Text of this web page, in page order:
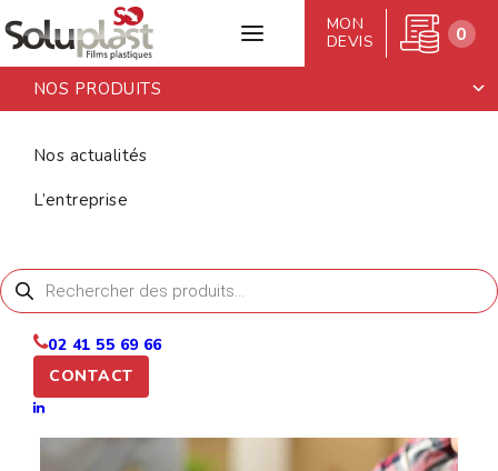
NOS PRODUITS
Nos actualités
L’entreprise
MON
DEVIS
0
Recherche
de
produits
02 41 55 69 66
CONTACT
Accueil>Nos produits>Adhésifs>
RUBAN
MANUEL
[desc_complete]